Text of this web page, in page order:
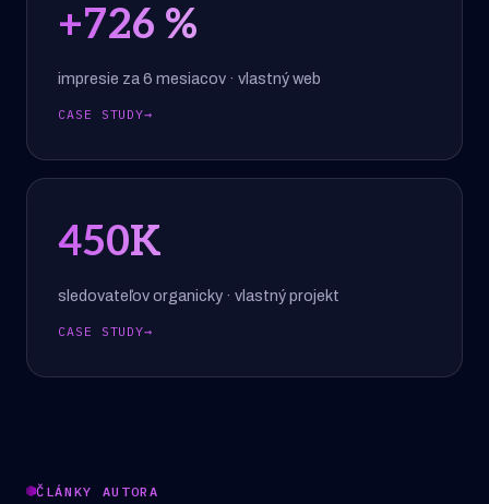
+726 %
impresie za 6 mesiacov · vlastný web
CASE STUDY→
450K
sledovateľov organicky · vlastný projekt
CASE STUDY→
ČLÁNKY AUTORA